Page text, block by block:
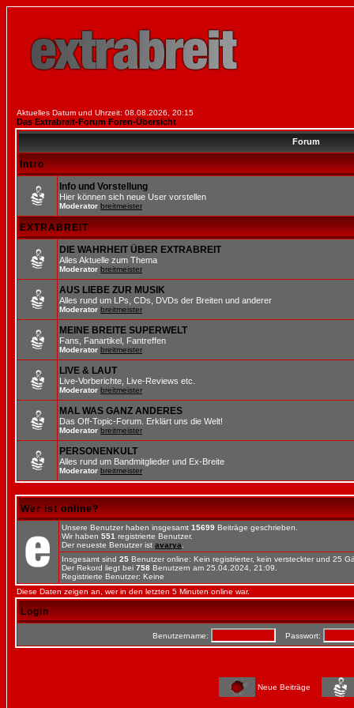
Aktuelles Datum und Uhrzeit: 08.08.2026, 20:15
Das Extrabreit-Forum Foren-Übersicht
Forum
Intro
Info und Vorstellung
Hier können sich neue User vorstellen
Moderator breitmeister
EXTRABREIT
DIE WAHRHEIT ÜBER EXTRABREIT
Alles Aktuelle zum Thema
Moderator breitmeister
AUS LIEBE ZUR MUSIK
Alles rund um LPs, CDs, DVDs der Breiten und anderer
Moderator breitmeister
MEINE BREITE SUPERWELT
Fans, Fanartikel, Fantreffen
Moderator breitmeister
LIVE & LAUT
Live-Vorberichte, Live-Reviews etc.
Moderator breitmeister
MAL WAS GANZ ANDERES
Das Off-Topic-Forum. Erklärt uns die Welt!
Moderator breitmeister
PERSONENKULT
Alles rund um Bandmitglieder und Ex-Breite
Moderator breitmeister
Wer ist online?
Unsere Benutzer haben insgesamt 15699 Beiträge geschrieben.
Wir haben 551 registrierte Benutzer.
Der neueste Benutzer ist avarya
Insgesamt sind 25 Benutzer online: Kein registrierter, kein versteckter und 25
Der Rekord liegt bei 758 Benutzern am 25.04.2024, 21:09.
Registrierte Benutzer: Keine
Diese Daten zeigen an, wer in den letzten 5 Minuten online war.
Login
Benutzername: Passwort:
Neue Beiträge